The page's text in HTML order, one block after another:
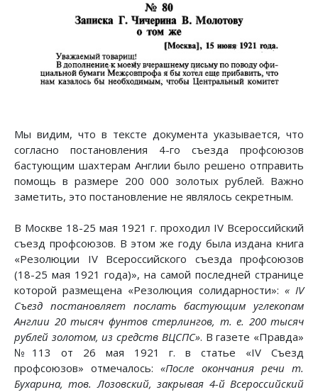
Мы видим, что в тексте документа указывается, что
согласно постановления 4-го съезда профсоюзов
бастующим шахтерам Англии было решено отправить
помощь в размере 200 000 золотых рублей. Важно
заметить, это постановление не являлось секретным.
В Москве 18-25 мая 1921 г. проходил IV Всероссийский
съезд профсоюзов. В этом же году была издана книга
«Резолюции IV Всероссийского съезда профсоюзов
(18-25 мая 1921 года)», на самой последней странице
которой размещена «Резолюция солидарности»: « IV
Съезд постановляет послать бастующим углекопам
Англии 20 тысяч фунтов стерлингов, т. е. 200 тысяч
рублей золотом, из средств ВЦСПС». В газете «Правда»
№113 от 26 мая 1921 г. в статье «IV Съезд
профсоюзов» отмечалось:«После окончания речи т.
Бухарина, тов. Лозовский, закрывая 4-й Всероссийский